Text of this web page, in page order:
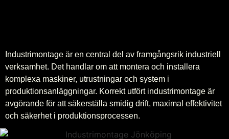
Industrimontage är en central del av framgångsrik industriell
verksamhet. Det handlar om att montera och installera
komplexa maskiner, utrustningar och system i
produktionsanläggningar. Korrekt utfört industrimontage är
avgörande för att säkerställa smidig drift, maximal effektivitet
och säkerhet i produktionsprocessen.